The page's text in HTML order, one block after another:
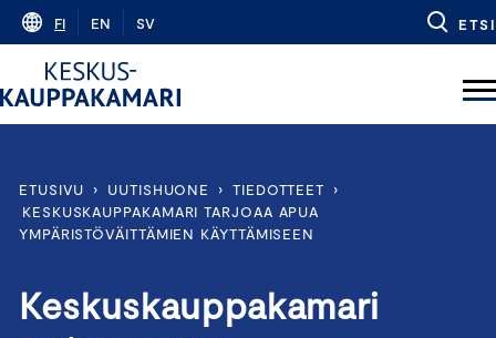
Skip
content
FI EN SV ETSI
ETUSIVU › UUTISHUONE › TIEDOTTEET
›
KESKUSKAUPPAKAMARI TARJOAA APUA
YMPÄRISTÖVÄITTÄMIEN KÄYTTÄMISEEN
Keskuskauppakamari